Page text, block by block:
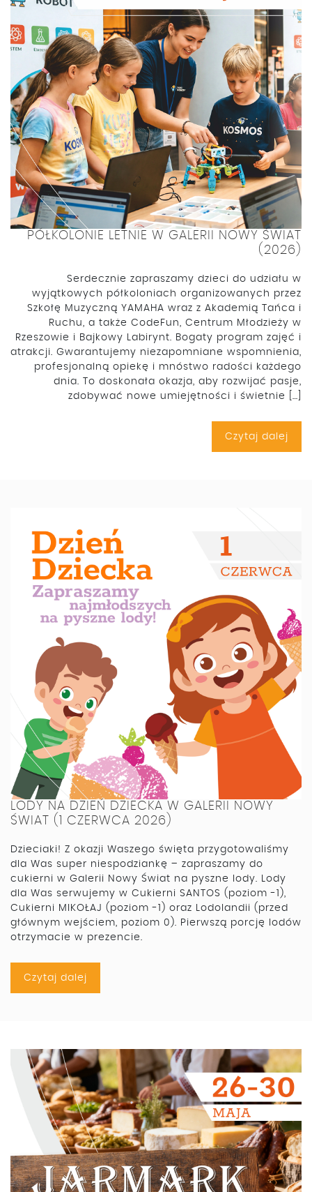
PÓŁKOLONIE LETNIE W GALERII NOWY ŚWIAT
(2026)
Serdecznie zapraszamy dzieci do udziału w
wyjątkowych półkoloniach organizowanych przez
Szkołę Muzyczną YAMAHA wraz z Akademią Tańca i
Ruchu, a także CodeFun, Centrum Młodzieży w
Rzeszowie i Bajkowy Labirynt. Bogaty program zajęć i
atrakcji. Gwarantujemy niezapomniane wspomnienia,
profesjonalną opiekę i mnóstwo radości każdego
dnia. To doskonała okazja, aby rozwijać pasje,
zdobywać nowe umiejętności i świetnie […]
Czytaj dalej
LODY NA DZIEŃ DZIECKA W GALERII NOWY
ŚWIAT (1 CZERWCA 2026)
Dzieciaki! Z okazji Waszego święta przygotowaliśmy
dla Was super niespodziankę – zapraszamy do
cukierni w Galerii Nowy Świat na pyszne lody. Lody
dla Was serwujemy w Cukierni SANTOS (poziom -1),
Cukierni MIKOŁAJ (poziom -1) oraz Lodolandii (przed
głównym wejściem, poziom 0). Pierwszą porcję lodów
otrzymacie w prezencie.
Czytaj dalej